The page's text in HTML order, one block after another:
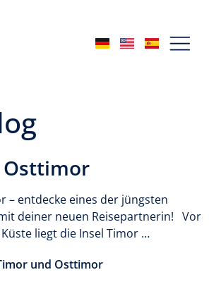
– entdecke eines der jüngsten
deiner neuen Reisepartnerin! Vor
liegt die Insel Timor …
und Osttimor